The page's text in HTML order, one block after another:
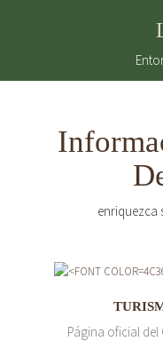
enriquezca
Página oficial